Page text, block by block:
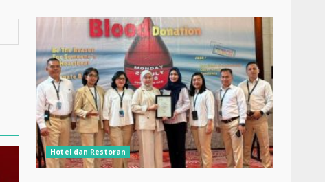
Hotel dan Restoran